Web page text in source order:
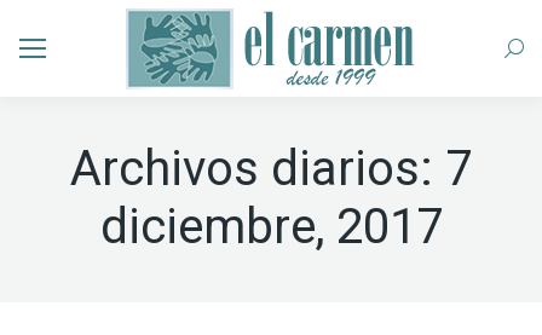
Archivos diarios: 7
diciembre, 2017